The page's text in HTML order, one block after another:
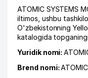
ATOMIC SYSTEMS
iltimos, ushbu
O'zbekistonning
katalogida
Yuridik nomi:
Brend nomi: